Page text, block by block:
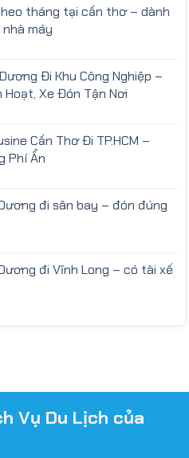
tháng tại cần thơ – dành
máy
Đi Khu Công Nghiệp –
Hoạt, Xe Đón Tận Nơi
Cần Thơ Đi TP.HCM –
Phí Ẩn
đi sân bay – đón đúng
đi Vĩnh Long – có tài xế
Vụ Du Lịch của